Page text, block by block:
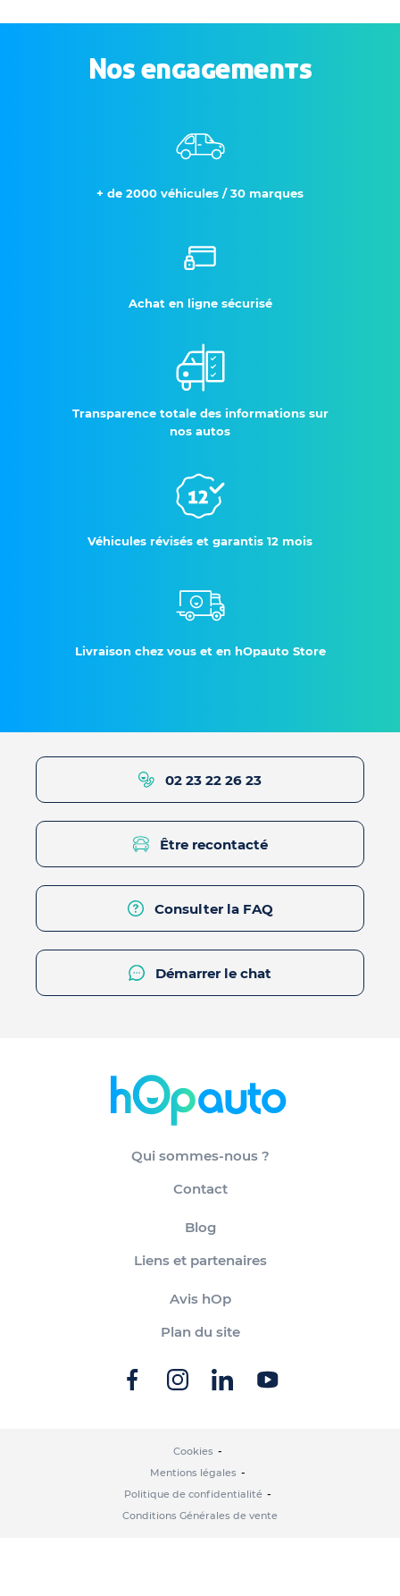
Nos engagements
+ de 2000 véhicules / 30 marques
Achat en ligne sécurisé
Transparence totale des informations sur
nos autos
Véhicules révisés et garantis 12 mois
Livraison chez vous et en hOpauto Store
02 23 22 26 23
Être recontacté
Consulter la FAQ
Démarrer le chat
Qui sommes-nous ?
Contact
Blog
Liens et partenaires
Avis hOp
Plan du site
Cookies
Mentions légales
Politique de confidentialité
Conditions Générales de vente